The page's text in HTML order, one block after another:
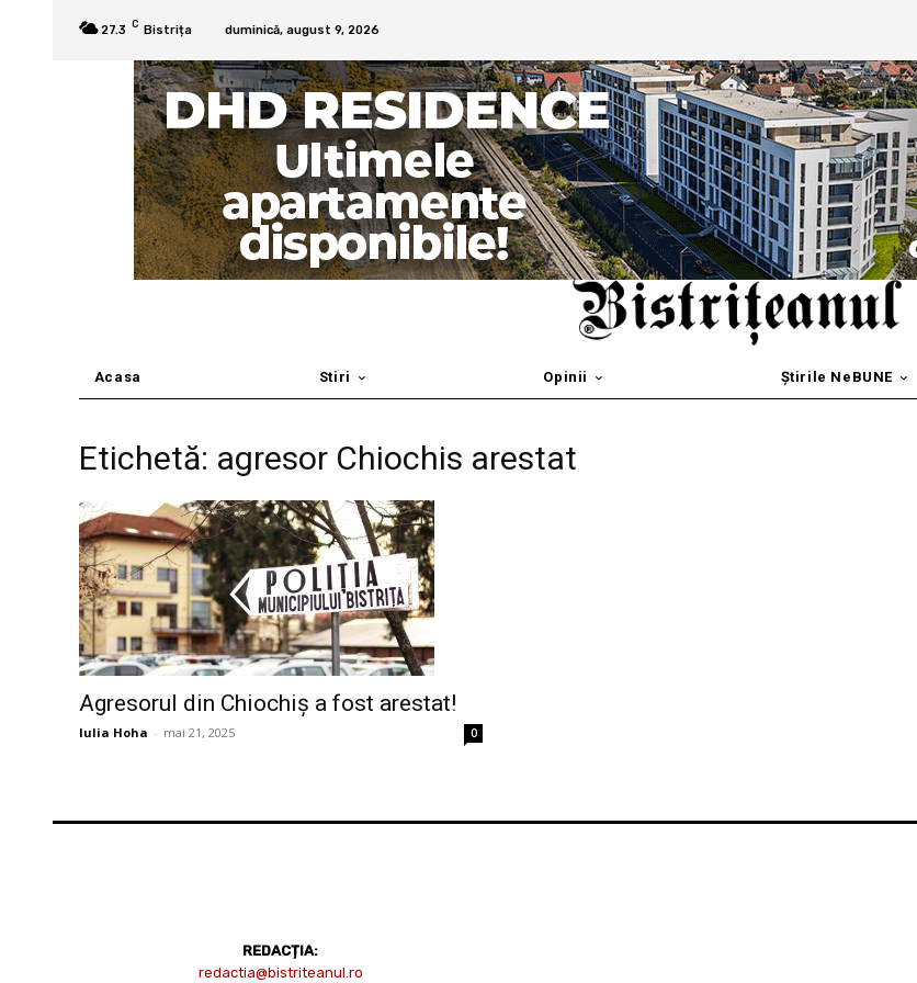
27.3 C Bistrița duminică, august 9, 2026
Acasa Stiri Opinii Știrile NeBUNE
Etichetă: agresor Chiochis arestat
Agresorul din Chiochiș a fost arestat!
Iulia Hoha - mai 21, 2025 0
REDACȚIA:
redactia@bistriteanul.ro